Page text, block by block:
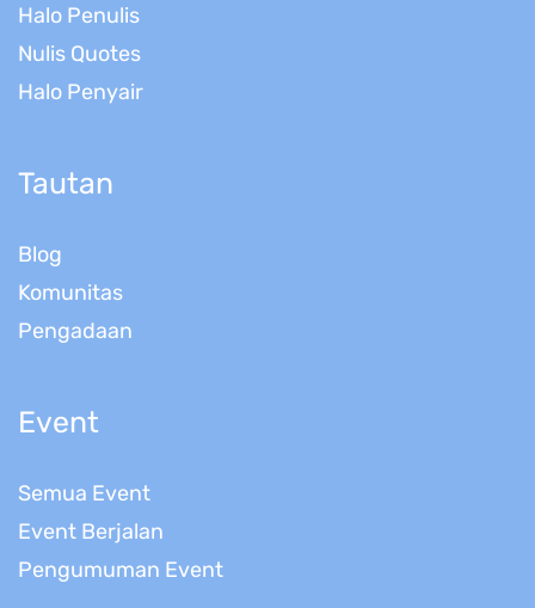
Halo Penulis
Nulis Quotes
Halo Penyair
Tautan
Blog
Komunitas
Pengadaan
Event
Semua Event
Event Berjalan
Pengumuman Event